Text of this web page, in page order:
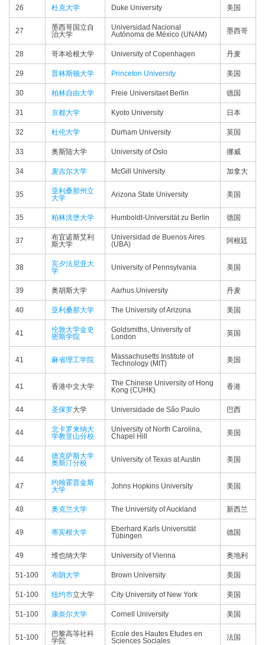
26 杜克大学 Duke University 美国
27
墨西哥国立自
治大学
Universidad Nacional
Autónoma de México (UNAM)
墨西哥
28 哥本哈根大学 University of Copenhagen 丹麦
29 普林斯顿大学 Princeton University 美国
30 柏林自由大学 Freie Universitaet Berlin 德国
31 京都大学 Kyoto University 日本
32 杜伦大学 Durham University 英国
33 奥斯陆大学 University of Oslo 挪威
34 麦吉尔大学 McGill University 加拿大
35
亚利桑那州立
大学
Arizona State University 美国
35 柏林洪堡大学 Humboldt-Universität zu Berlin 德国
37
布宜诺斯艾利
斯大学
Universidad de Buenos Aires
(UBA)
阿根廷
38
宾夕法尼亚大
学
University of Pennsylvania 美国
39 奥胡斯大学 Aarhus University 丹麦
40 亚利桑那大学 The University of Arizona 美国
41
伦敦大学金史
密斯学院
Goldsmiths, University of
London
英国
41 麻省理工学院
Massachusetts Institute of
Technology (MIT)
美国
41 香港中文大学
The Chinese University of Hong
Kong (CUHK)
香港
44 圣保罗大学 Universidade de São Paulo 巴西
44
北卡罗来纳大
学教堂山分校
University of North Carolina,
Chapel Hill
美国
44
德克萨斯大学
奥斯汀分校
University of Texas at Austin 美国
47
约翰霍普金斯
大学
Johns Hopkins University 美国
48 奥克兰大学 The University of Auckland 新西兰
49 蒂宾根大学
Eberhard Karls Universität
Tübingen
德国
49 维也纳大学 University of Vienna 奥地利
51-100 布朗大学 Brown University 美国
51-100 纽约市立大学 City University of New York 美国
51-100 康奈尔大学 Cornell University 美国
51-100
巴黎高等社科
学院
Ecole des Hautes Etudes en
Sciences Sociales
法国